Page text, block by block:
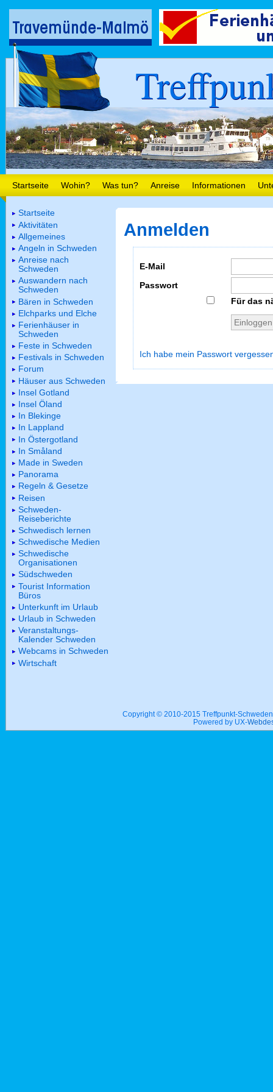
Startseite Wohin? Was tun? Anreise Informationen
Anmelden
E-Mail
Passwort
Für das
Ich habe mein Passwort
Startseite
Aktivitäten
Allgemeines
Angeln in Schweden
Anreise nach
Schweden
Auswandern nach
Schweden
Bären in Schweden
Elchparks und Elche
Ferienhäuser in
Schweden
Feste in Schweden
Festivals in Schweden
Forum
Häuser aus Schweden
Insel Gotland
Insel Öland
In Blekinge
In Lappland
In Östergotland
In Småland
Made in Sweden
Panorama
Regeln & Gesetze
Reisen
Schweden-
Reiseberichte
Schwedisch lernen
Schwedische Medien
Schwedische
Organisationen
Südschweden
Tourist Information
Büros
Unterkunft im Urlaub
Urlaub in Schweden
Veranstaltungs-
Kalender Schweden
Webcams in Schweden
Wirtschaft
Copyright © 2010-2015 Treffpunkt-
Powered by UX-